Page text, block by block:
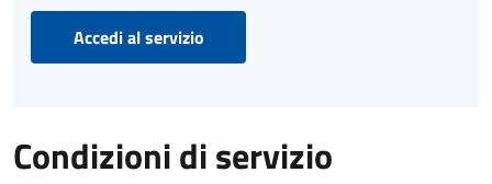
Accedi al servizio
Condizioni di servizio